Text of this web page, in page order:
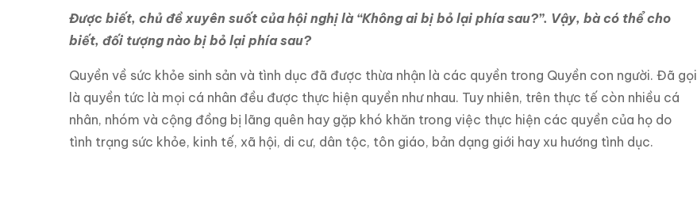
Được biết, chủ đề xuyên suốt của hội nghị là “Không ai bị bỏ lại phía sau?”. Vậy, bà có thể cho
biết, đối tượng nào bị bỏ lại phía sau?
Quyền về sức khỏe sinh sản và tình dục đã được thừa nhận là các quyền trong Quyền con người. Đã gọi
là quyền tức là mọi cá nhân đều được thực hiện quyền như nhau. Tuy nhiên, trên thực tế còn nhiều cá
nhân, nhóm và cộng đồng bị lãng quên hay gặp khó khăn trong việc thực hiện các quyền của họ do
tình trạng sức khỏe, kinh tế, xã hội, di cư, dân tộc, tôn giáo, bản dạng giới hay xu hướng tình dục.